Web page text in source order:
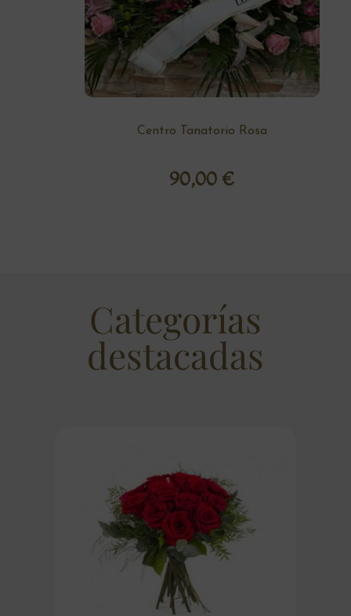
Centro Tanatorio Rosa
90,00 €
Categorías
destacadas